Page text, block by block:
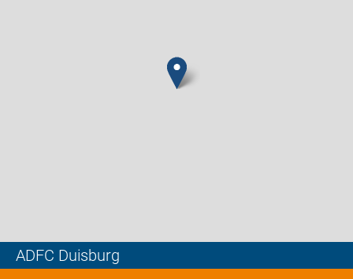
ADFC Duisburg